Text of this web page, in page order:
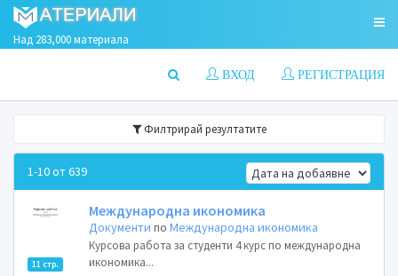
Над 283,000 материала
РЕГИСТРАЦИЯ
ВХОД
Филтрирай резултатите
1-10 от 639
11 стр.
Международна икономика
Документи поМеждународна икономика
Курсова работа за студенти 4 курс по международна
икономика...